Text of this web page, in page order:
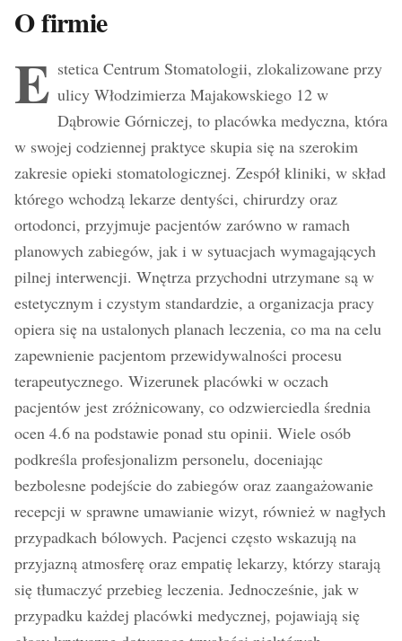
O firmie
E stetica Centrum Stomatologii, zlokalizowane przy
ulicy Włodzimierza Majakowskiego 12 w
Dąbrowie Górniczej, to placówka medyczna, która
w swojej codziennej praktyce skupia się na szerokim
zakresie opieki stomatologicznej. Zespół kliniki, w skład
którego wchodzą lekarze dentyści, chirurdzy oraz
ortodonci, przyjmuje pacjentów zarówno w ramach
planowych zabiegów, jak i w sytuacjach wymagających
pilnej interwencji. Wnętrza przychodni utrzymane są w
estetycznym i czystym standardzie, a organizacja pracy
opiera się na ustalonych planach leczenia, co ma na celu
zapewnienie pacjentom przewidywalności procesu
terapeutycznego. Wizerunek placówki w oczach
pacjentów jest zróżnicowany, co odzwierciedla średnia
ocen 4.6 na podstawie ponad stu opinii. Wiele osób
podkreśla profesjonalizm personelu, doceniając
bezbolesne podejście do zabiegów oraz zaangażowanie
recepcji w sprawne umawianie wizyt, również w nagłych
przypadkach bólowych. Pacjenci często wskazują na
przyjazną atmosferę oraz empatię lekarzy, którzy starają
się tłumaczyć przebieg leczenia. Jednocześnie, jak w
przypadku każdej placówki medycznej, pojawiają się